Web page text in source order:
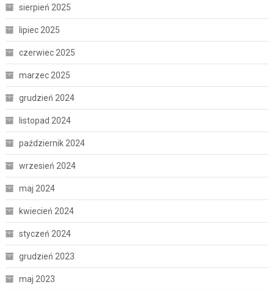
sierpień 2025
lipiec 2025
czerwiec 2025
marzec 2025
grudzień 2024
listopad 2024
październik 2024
wrzesień 2024
maj 2024
kwiecień 2024
styczeń 2024
grudzień 2023
maj 2023